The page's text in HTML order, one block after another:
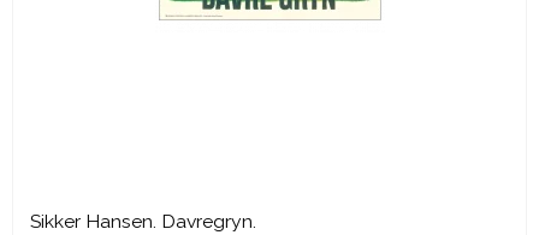
Sikker Hansen. Davregryn.